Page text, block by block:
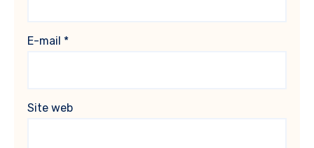
E-mail *
Site web